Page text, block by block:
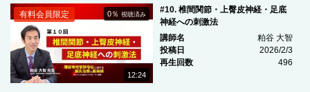
12:24
0％視聴済み
有料会員限定
#10. 椎間関節・上臀皮神経・足底
神経への刺激法
講師名
粕谷 大智
投稿日
2026/2/3
再生回数
496